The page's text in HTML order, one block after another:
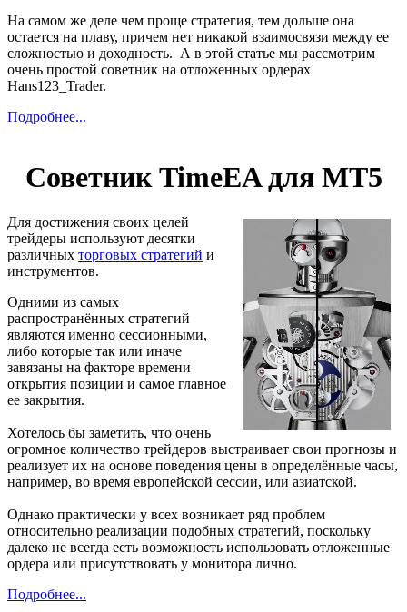
На самом же деле чем проще стратегия, тем дольше она
остается на плаву, причем нет никакой взаимосвязи между ее
сложностью и доходность. А в этой статье мы рассмотрим
очень простой советник на отложенных ордерах
Hans123_Trader.
Подробнее...
Советник TimeEA для МТ5
Для достижения своих целей
трейдеры используют десятки
различных торговых стратегий и
инструментов.
Одними из самых
распространённых стратегий
являются именно сессионными,
либо которые так или иначе
завязаны на факторе времени
открытия позиции и самое главное
ее закрытия.
Хотелось бы заметить, что очень
огромное количество трейдеров выстраивает свои прогнозы и
реализует их на основе поведения цены в определённые часы,
например, во время европейской сессии, или азиатской.
Однако практически у всех возникает ряд проблем
относительно реализации подобных стратегий, поскольку
далеко не всегда есть возможность использовать отложенные
ордера или присутствовать у монитора лично.
Подробнее...